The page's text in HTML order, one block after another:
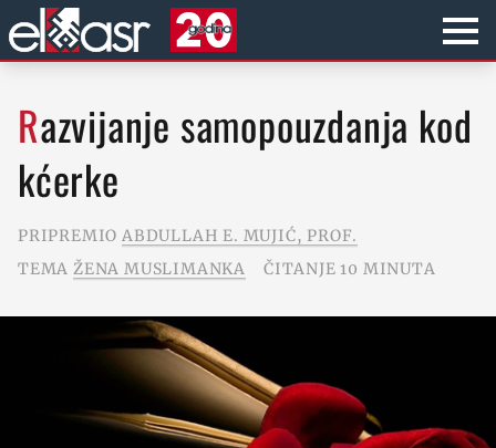
Razvijanje samopouzdanja kod
kćerke
PRIPREMIO ABDULLAH E. MUJIĆ, PROF.
TEMA ŽENA MUSLIMANKA ČITANJE 10 MINUTA